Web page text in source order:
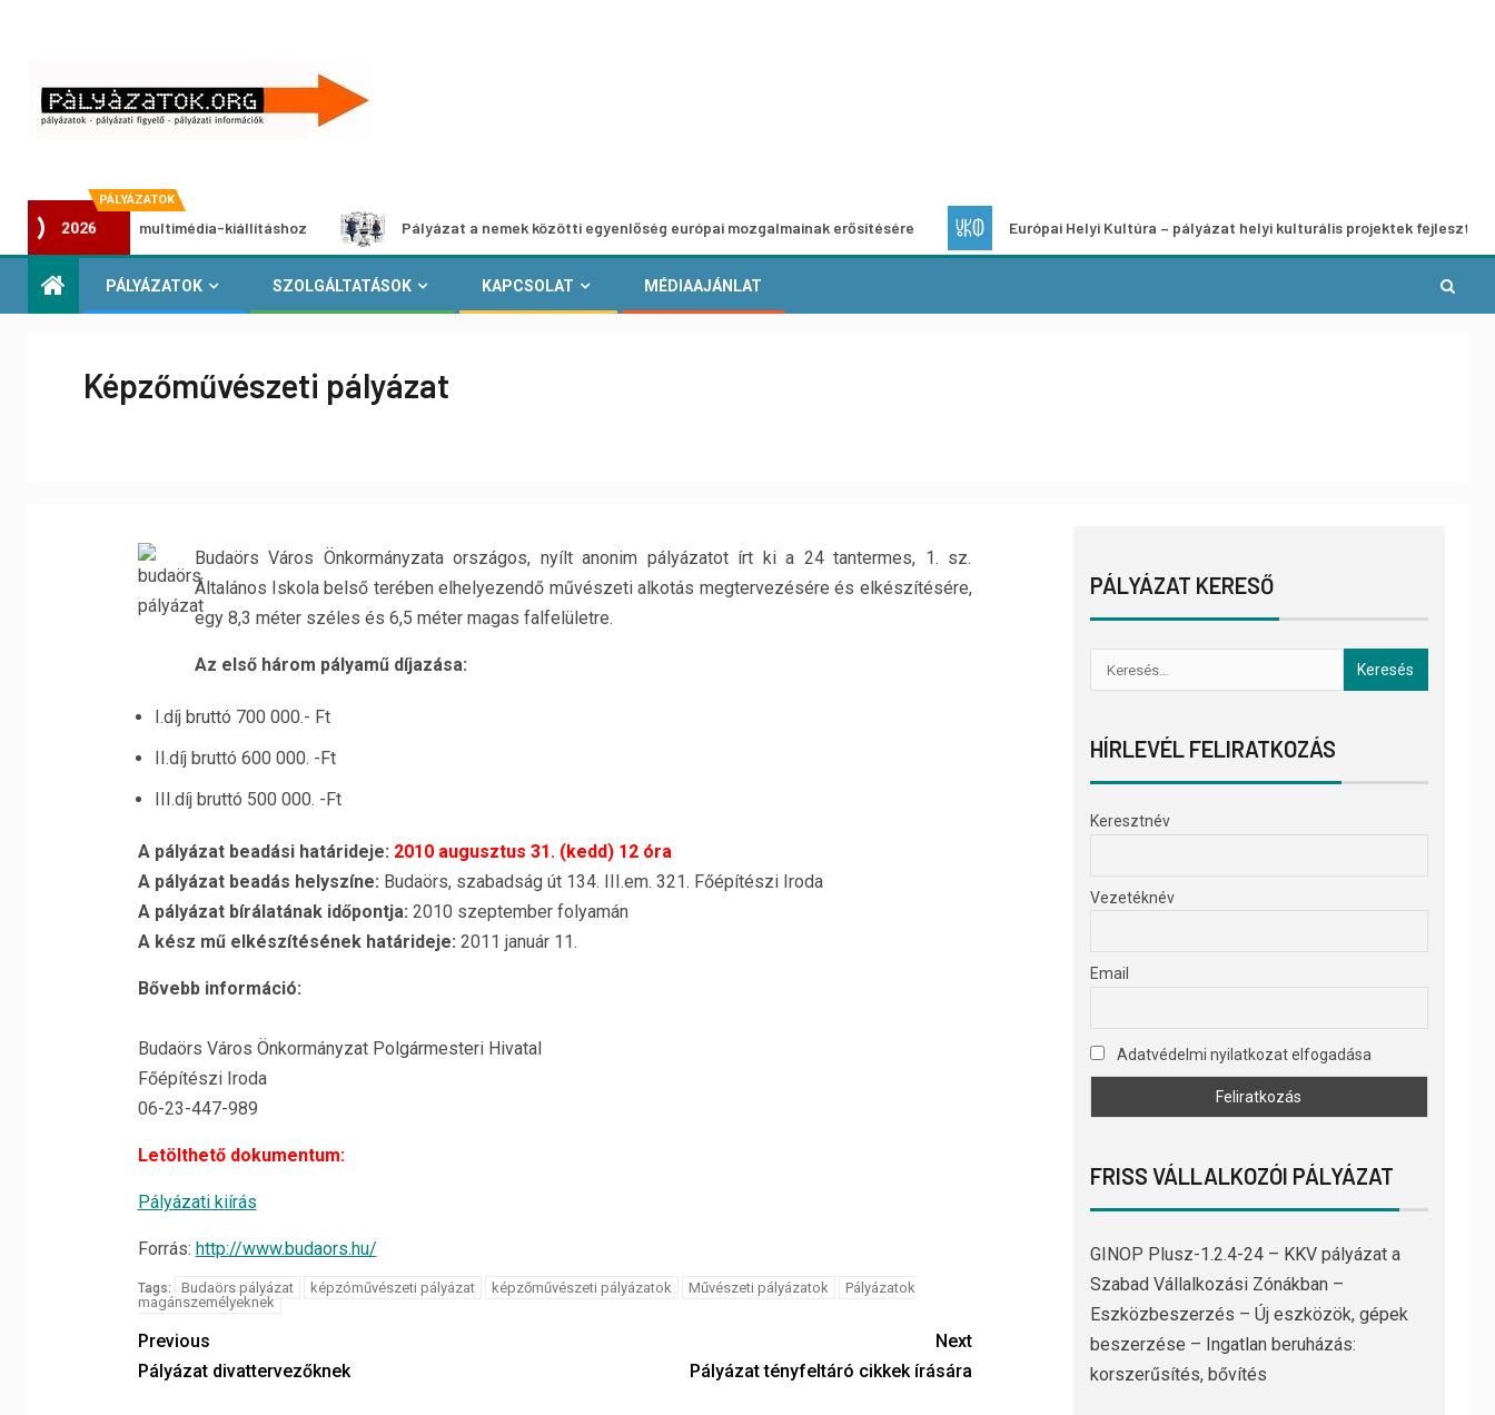
PÁLYÁZATOK
2026
multimédia-kiállításhoz Pályázat a nemek közötti egyenlőség európai mozgalmainak erősítésére Európai Helyi Kultúra – pályázat helyi kulturális projektek fejlesztésére
PÁLYÁZATOK SZOLGÁLTATÁSOK KAPCSOLAT MÉDIAAJÁNLAT
Képzőművészeti pályázat
Budaörs Város Önkormányzata országos, nyílt anonim pályázatot írt ki a 24 tantermes, 1. sz.
Általános Iskola belső terében elhelyezendő művészeti alkotás megtervezésére és elkészítésére,
egy 8,3 méter széles és 6,5 méter magas falfelületre.
Az első három pályamű díjazása:
I.díj bruttó 700 000.- Ft
II.díj bruttó 600 000. -Ft
III.díj bruttó 500 000. -Ft
A pályázat beadási határideje: 2010 augusztus 31. (kedd) 12 óra
A pályázat beadás helyszíne: Budaörs, szabadság út 134. III.em. 321. Főépítészi Iroda
A pályázat bírálatának időpontja: 2010 szeptember folyamán
A kész mű elkészítésének határideje: 2011 január 11.
Bővebb információ:
Budaörs Város Önkormányzat Polgármesteri Hivatal
Főépítészi Iroda
06-23-447-989
Letölthető dokumentum:
Pályázati kiírás
Forrás: http://www.budaors.hu/
Tags: Budaörs pályázat képzóművészeti pályázat képzőművészeti pályázatok Művészeti pályázatok
Pályázatok
magánszemélyeknek
Previous
Pályázat divattervezőknek
Next
Pályázat tényfeltáró cikkek írására
PÁLYÁZAT KERESŐ
HÍRLEVÉL FELIRATKOZÁS
Keresztnév
Vezetéknév
Email
Adatvédelmi nyilatkozat elfogadása
FRISS VÁLLALKOZÓI PÁLYÁZAT
GINOP Plusz-1.2.4-24 – KKV pályázat a
Szabad Vállalkozási Zónákban –
Eszközbeszerzés – Új eszközök, gépek
beszerzése – Ingatlan beruházás:
korszerűsítés, bővítés